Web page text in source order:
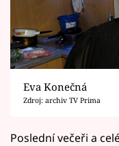
Eva Konečná
Zdroj: archiv TV Prima
Poslední večeři a